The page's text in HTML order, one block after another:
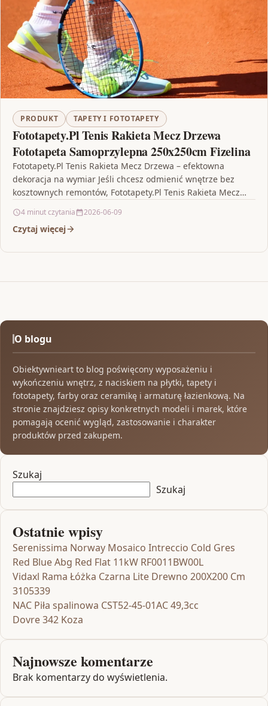
PRODUKT TAPETY I FOTOTAPETY
Fototapety.Pl Tenis Rakieta Mecz Drzewa
Fototapeta Samoprzylepna 250x250cm Fizelina
Fototapety.Pl Tenis Rakieta Mecz Drzewa – efektowna
dekoracja na wymiar Jeśli chcesz odmienić wnętrze bez
kosztownych remontów, Fototapety.Pl Tenis Rakieta Mecz
4 minut czytania 2026-06-09
Czytaj więcej
O blogu
Obiektywnieart to blog poświęcony wyposażeniu i
wykończeniu wnętrz, z naciskiem na płytki, tapety i
fototapety, farby oraz ceramikę i armaturę łazienkową. Na
stronie znajdziesz opisy konkretnych modeli i marek, które
pomagają ocenić wygląd, zastosowanie i charakter
produktów przed zakupem.
Szukaj
Szukaj
Ostatnie wpisy
Serenissima Norway Mosaico Intreccio Cold Gres
Red Blue Abg Red Flat 11kW RF0011BW00L
Vidaxl Rama Łóżka Czarna Lite Drewno 200X200 Cm
3105339
NAC Piła spalinowa CST52-45-01AC 49,3cc
Dovre 342 Koza
Najnowsze komentarze
Brak komentarzy do wyświetlenia.